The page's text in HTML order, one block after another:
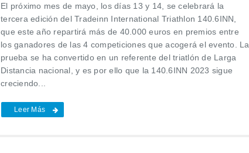
El próximo mes de mayo, los días 13 y 14, se celebrará la
tercera edición del Tradeinn International Triathlon 140.6INN,
que este año repartirá más de 40.000 euros en premios entre
los ganadores de las 4 competiciones que acogerá el evento. La
prueba se ha convertido en un referente del triatlón de Larga
Distancia nacional, y es por ello que la 140.6INN 2023 sigue
creciendo...
Leer Más